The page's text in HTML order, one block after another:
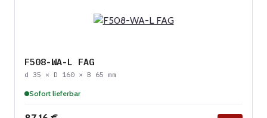
F508-WA-L FAG
d 35 × D 160 × B 65 mm
Sofort lieferbar